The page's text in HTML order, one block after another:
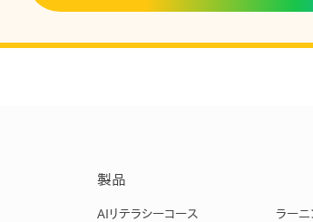
製品
AIリテラシーコース ラーニ